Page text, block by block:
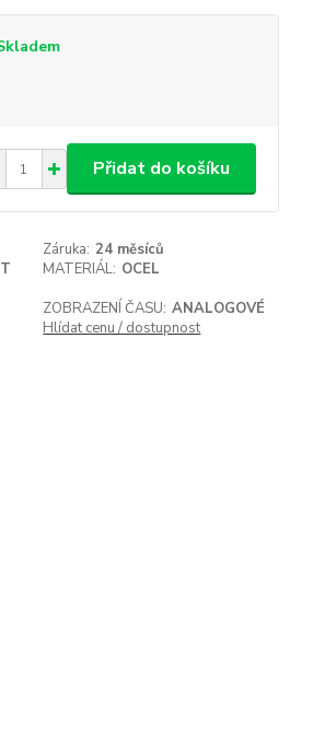
Přidat do košíku
Záruka: 24 měsíců
MATERIÁL: OCEL
ZOBRAZENÍ ČASU: ANALOGOVÉ
Hlídat cenu / dostupnost